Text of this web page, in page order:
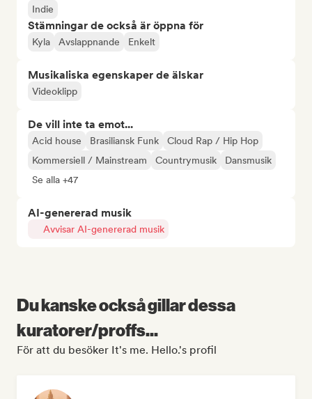
Indie
Stämningar de också är öppna för
Kyla Avslappnande Enkelt
Musikaliska egenskaper de älskar
Videoklipp
De vill inte ta emot...
Acid house Brasiliansk Funk
Cloud Rap / Hip Hop
Kommersiell / Mainstream
Countrymusik
Dansmusik
Se alla +47
AI-genererad musik
Avvisar AI-genererad musik
Du kanske också gillar dessa
kuratorer/proffs...
För att du besöker It's me. Hello.'s profil